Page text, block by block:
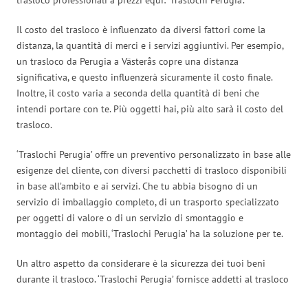
Il costo del trasloco è influenzato da diversi fattori come la
distanza, la quantità di merci e i servizi aggiuntivi. Per esempio,
un trasloco da Perugia a Västerås copre una distanza
significativa, e questo influenzerà sicuramente il costo finale.
Inoltre, il costo varia a seconda della quantità di beni che
intendi portare con te. Più oggetti hai, più alto sarà il costo del
trasloco.
‘Traslochi Perugia’ offre un preventivo personalizzato in base alle
esigenze del cliente, con diversi pacchetti di trasloco disponibili
in base all’ambito e ai servizi. Che tu abbia bisogno di un
servizio di imballaggio completo, di un trasporto specializzato
per oggetti di valore o di un servizio di smontaggio e
montaggio dei mobili, ‘Traslochi Perugia’ ha la soluzione per te.
Un altro aspetto da considerare è la sicurezza dei tuoi beni
durante il trasloco. ‘Traslochi Perugia’ fornisce addetti al trasloco